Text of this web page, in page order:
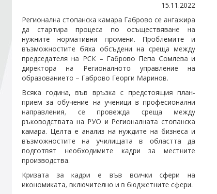
Членове
Стани член
Абонирайте се!
15.11.2022
Регионална стопанска камара Габрово се ангажира
да стартира процеса по осъществяване на
нужните нормативни промени. Проблемите и
възможностите бяха обсъдени на среща между
председателя на РСК – Габрово Пепа Сомлева и
директора на Регионалното управление на
образованието – Габрово Георги Маринов.
Всяка година, във връзка с предстоящия план-
прием за обучение на ученици в професионални
направления, се провежда среща между
ръководствата на РУО и Регионалната стопанска
камара. Целта е анализ на нуждите на бизнеса и
възможностите на училищата в областта да
подготвят необходимите кадри за местните
производства.
Кризата за кадри е във всички сфери на
икономиката, включително и в бюджетните сфери.